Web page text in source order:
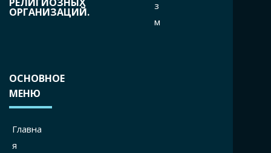
ОРГАНИЗАЦИЙ.
з
м
ОСНОВНОЕ
МЕНЮ
Главна
я